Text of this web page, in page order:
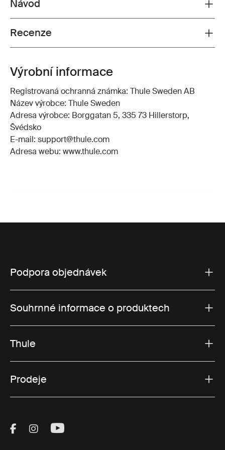
Toggle guides and instructions
Návod
Toggle overview
Recenze
Výrobní informace
Registrovaná ochranná známka: Thule Sweden AB
Název výrobce: Thule Sweden
Adresa výrobce: Borggatan 5, 335 73 Hillerstorp,
Švédsko
E-mail: support@thule.com
Adresa webu: www.thule.com
Podpora objednávek
Souhrnné informace o produktech
Thule
Prodeje
Visit Thule on Facebook (external link)
Visit Thule on Instagram (external link)
Visit Thule on Youtube (external